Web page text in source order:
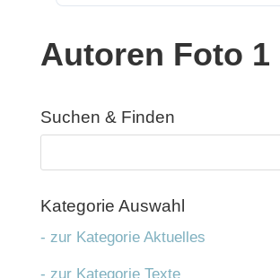
Autoren Foto 1
Suchen & Fin­den
Kate­go­rie Aus­wahl
- zur Kategorie Aktuelles
- zur Kategorie Texte